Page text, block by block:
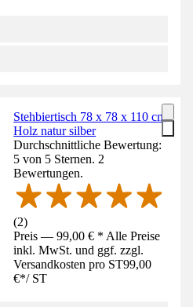
Stehbiertisch 78 x 78 x 110 cm
Holz natur silber
Durchschnittliche Bewertung:
5 von 5 Sternen. 2
Bewertungen.
(2)
Preis — 99,00 € * Alle Preise
inkl. MwSt. und ggf. zzgl.
Versandkosten pro ST99,00
€*/ ST